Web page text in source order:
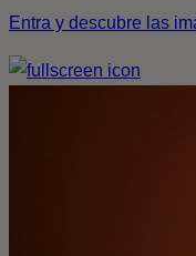
Entra y descubre las